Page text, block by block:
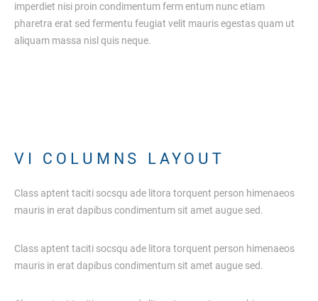
imperdiet nisi proin condimentum ferm entum nunc etiam
pharetra erat sed fermentu feugiat velit mauris egestas quam ut
aliquam massa nisl quis neque.
V I C O LU M NS LAYO UT
Class aptent taciti socsqu ade litora torquent person himenaeos
mauris in erat dapibus condimentum sit amet augue sed.
Class aptent taciti socsqu ade litora torquent person himenaeos
mauris in erat dapibus condimentum sit amet augue sed.